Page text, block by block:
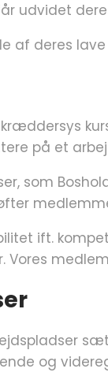
udvidet
af deres
på et
som
ift.
Vores
og